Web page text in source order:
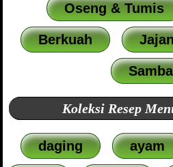
Oseng & Tumis
Berkuah
Sambal
Koleksi Resep
daging ayam